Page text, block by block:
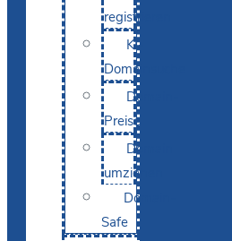
registrieren
KI-
Domainsuche
Domain-
Preise
Domain
umziehen
Domain-
Safe